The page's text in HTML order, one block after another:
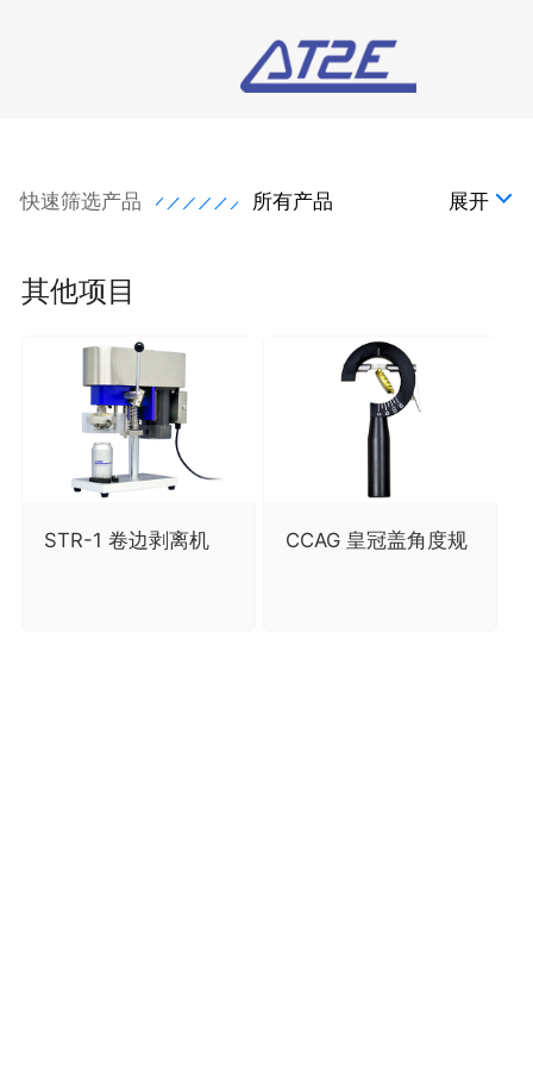
快速筛选产品 所有产品 展开
其他项目
STR-1 卷边剥离机 CCAG 皇冠盖角度规